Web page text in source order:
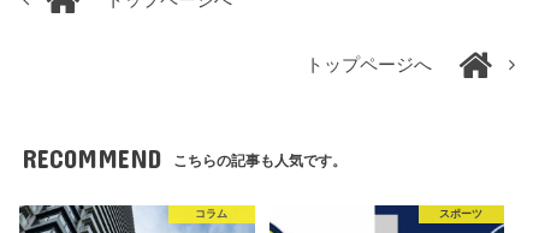
トップページへ
RECOMMEND こちらの記事も人気です。
コラム スポーツ